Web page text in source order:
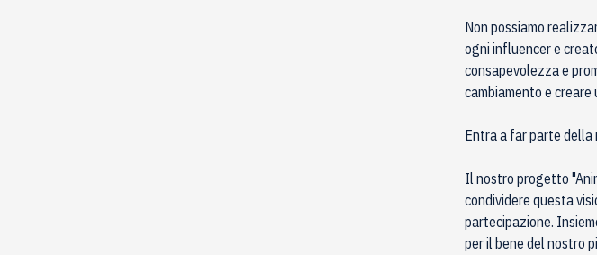
Non possiamo
ogni influencer e
consapevolezza e
cambiamento e
Entra a far parte della
Il nostro progetto
condividere questa
partecipazione.
per il bene del nostro